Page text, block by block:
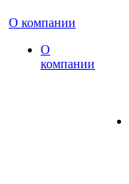
О компании
О
компании